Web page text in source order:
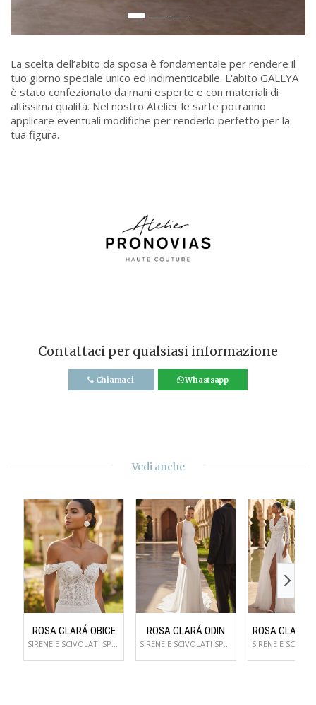
La scelta dell’abito da sposa è fondamentale per rendere il
tuo giorno speciale unico ed indimenticabile. L'abito GALLYA
è stato confezionato da mani esperte e con materiali di
altissima qualità. Nel nostro Atelier le sarte potranno
applicare eventuali modifiche per renderlo perfetto per la
tua figura.
Contattaci per qualsiasi informazione
Chiamaci Whastsapp
Vedi anche
ROSA CLARÁ OBICE
SIRENE E SCIVOLATI SPOSA
ROSA CLARÁ ODIN
SIRENE E SCIVOLATI SPOSA
ROSA CLARÁ